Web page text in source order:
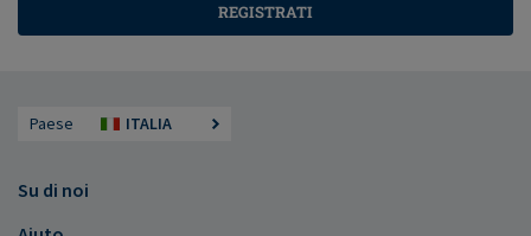
REGISTRATI
Paese ITALIA
Su di noi